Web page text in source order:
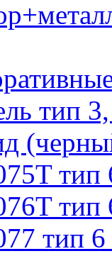
тип
тип
тип
тип 6